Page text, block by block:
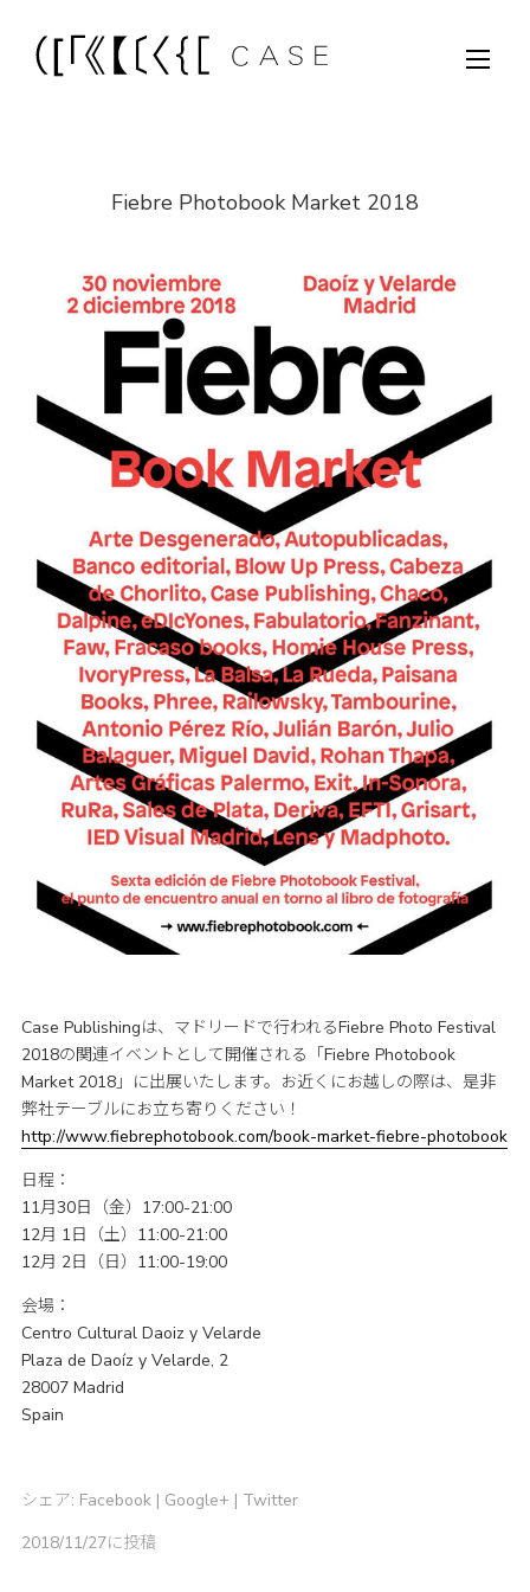
Fiebre Photobook Market 2018
Case Publishingは、マドリードで行われるFiebre Photo Festival
2018の関連イベントとして開催される「Fiebre Photobook
Market 2018」に出展いたします。お近くにお越しの際は、是非
弊社テーブルにお立ち寄りください！
http://www.fiebrephotobook.com/book-market-fiebre-photobook
日程：
11月30日（金）17:00-21:00
12月 1日（土）11:00-21:00
12月 2日（日）11:00-19:00
会場：
Centro Cultural Daoiz y Velarde
Plaza de Daoíz y Velarde, 2
28007 Madrid
Spain
シェア: Facebook| Google+ | Twitter
2018/11/27に投稿